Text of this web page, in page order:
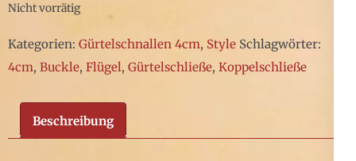
Nicht vorrätig
Kategorien: Gürtelschnallen 4cm, Style Schlagwörter:
4cm, Buckle, Flügel, Gürtelschließe, Koppelschließe
Beschreibung